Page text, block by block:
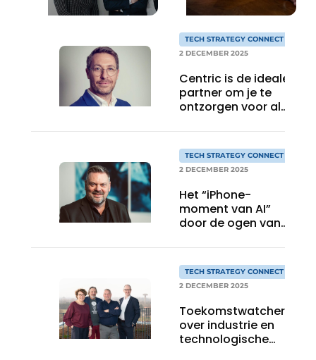
TECH STRATEGY CONNECT
2 DECEMBER 2025
Centric is de ideale
partner om je te
ontzorgen voor al
TECH STRATEGY CONNECT
2 DECEMBER 2025
Het “iPhone-
moment van AI”
door de ogen van
ondernemers
TECH STRATEGY CONNECT
2 DECEMBER 2025
Toekomstwatchers
over industrie en
technologische